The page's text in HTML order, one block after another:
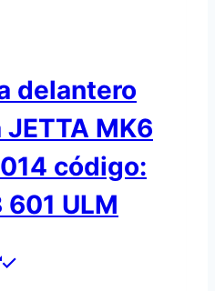
delantero
MK6
código:
ULM